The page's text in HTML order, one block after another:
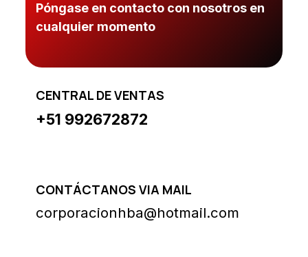
Póngase en contacto con nosotros en
cualquier momento
CENTRAL DE VENTAS
+51 992672872
CONTÁCTANOS VIA MAIL
corporacionhba@hotmail.com